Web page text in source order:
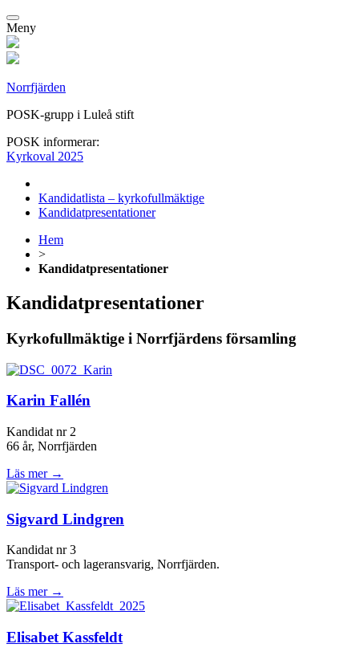
Meny
Norrfjärden
POSK-grupp i Luleå stift
POSK informerar:
Kyrkoval 2025
Kandidatlista – kyrkofullmäktige
Kandidatpresentationer
Hem
>
Kandidatpresentationer
Kandidatpresentationer
Kyrkofullmäktige i Norrfjärdens församling
Karin Fallén
Kandidat nr 2
66 år, Norrfjärden
Läs mer →
Sigvard Lindgren
Kandidat nr 3
Transport- och lageransvarig, Norrfjärden.
Läs mer →
Elisabet Kassfeldt